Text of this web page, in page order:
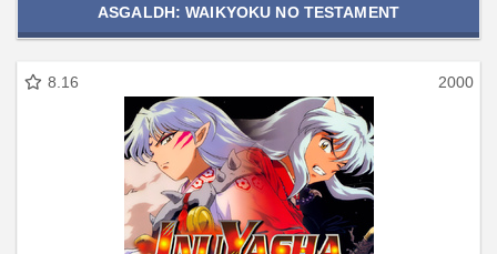
ASGALDH: WAIKYOKU NO TESTAMENT
8.16 2000